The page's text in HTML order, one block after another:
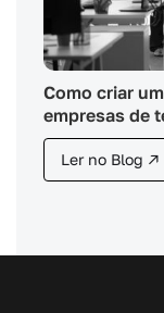
Como criar
empresas de
Ler no Blog ↗